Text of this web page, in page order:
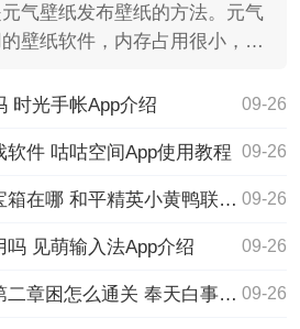
气壁纸发布壁纸的方法。元气
壁纸软件，内存占用很小，操
时光手帐App介绍 09-26
件 咕咕空间App使用教程 09-26
和平精英小黄鸭联动宝箱在哪 和平精英小黄鸭联动宝箱所在位置 09-26
吗 见萌输入法App介绍 09-26
奉天白事铺游戏攻略第二章困怎么通关 奉天白事铺游戏攻略第二章困通关攻略 09-26